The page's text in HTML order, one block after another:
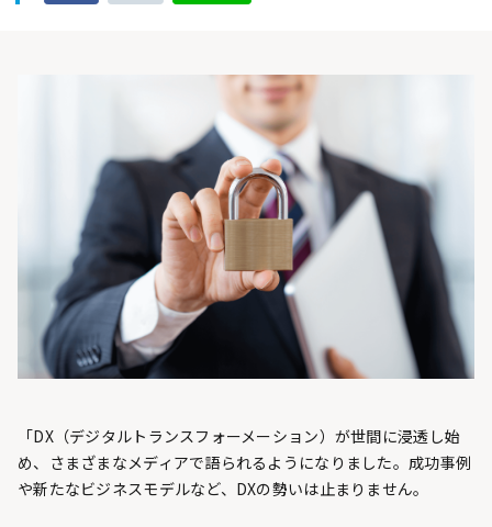
「DX（デジタルトランスフォーメーション）が世間に浸透し始
め、さまざまなメディアで語られるようになりました。成功事例
や新たなビジネスモデルなど、DXの勢いは止まりません。